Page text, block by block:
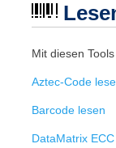
Mit diesen
Aztec-Code
Barcode lesen
DataMatrix